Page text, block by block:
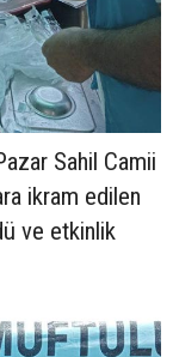
Sahil Camii
ikram edilen
ve etkinlik